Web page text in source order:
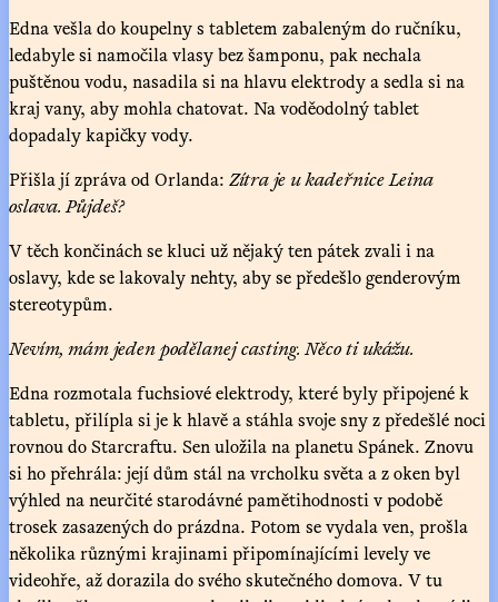
Edna vešla do koupelny s tabletem zabaleným do ručníku,
ledabyle si namočila vlasy bez šamponu, pak nechala
puštěnou vodu, nasadila si na hlavu elektrody a sedla si na
kraj vany, aby mohla chatovat. Na voděodolný tablet
dopadaly kapičky vody.
Přišla jí zpráva od Orlanda: Zítra je u kadeřnice Leina
oslava. Půjdeš?
V těch končinách se kluci už nějaký ten pátek zvali i na
oslavy, kde se lakovaly nehty, aby se předešlo genderovým
stereotypům.
Nevím, mám jeden podělanej casting. Něco ti ukážu.
Edna rozmotala fuchsiové elektrody, které byly připojené k
tabletu, přilípla si je k hlavě a stáhla svoje sny z předešlé noci
rovnou do Starcraftu. Sen uložila na planetu Spánek. Znovu
si ho přehrála: její dům stál na vrcholku světa a z oken byl
výhled na neurčité starodávné pamětihodnosti v podobě
trosek zasazených do prázdna. Potom se vydala ven, prošla
několika různými krajinami připomínajícími levely ve
videohře, až dorazila do svého skutečného domova. V tu